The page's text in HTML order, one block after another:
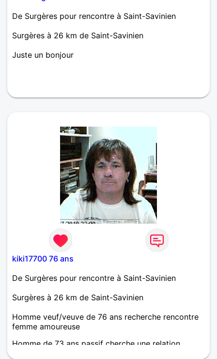
De Surgères pour rencontre à Saint-Savinien
Surgères à 26 km de Saint-Savinien
Juste un bonjour
kiki17700 76 ans
De Surgères pour rencontre à Saint-Savinien
Surgères à 26 km de Saint-Savinien
Homme veuf/veuve de 76 ans recherche rencontre
femme amoureuse
Homme de 73 ans passif cherche une relation